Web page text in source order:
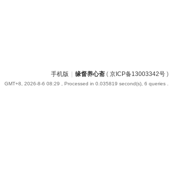
手机版 缘督养心斋( 京ICP备13003342号)
GMT+8, 2026-8-6 08:29 , Processed in 0.035819 second(s), 6 queries .